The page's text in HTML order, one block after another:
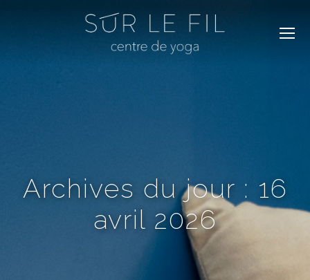
Archives du jour : 16
avril 2026